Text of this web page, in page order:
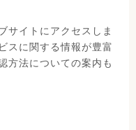
サイトにアクセスしま
スに関する情報が豊富
方法についての案内も